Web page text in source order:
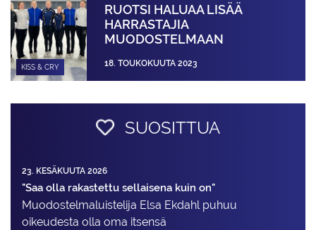
KISS & CRY
RUOTSI HALUAA LISÄÄ
HARRASTAJIA
MUODOSTELMAAN
18. TOUKOKUUTA 2023
SUOSITTUA
23. KESÄKUUTA 2026
"Saa olla rakastettu sellaisena kuin on"
Muodostelma­luistelija Elsa Ekdahl puhuu
oikeudesta olla oma itsensä